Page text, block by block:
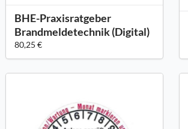
BHE-Praxisratgeber
Brandmeldetechnik (Digital)
80,25 €